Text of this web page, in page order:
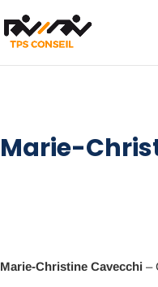
Marie-
Marie-Christine Cavecchi –